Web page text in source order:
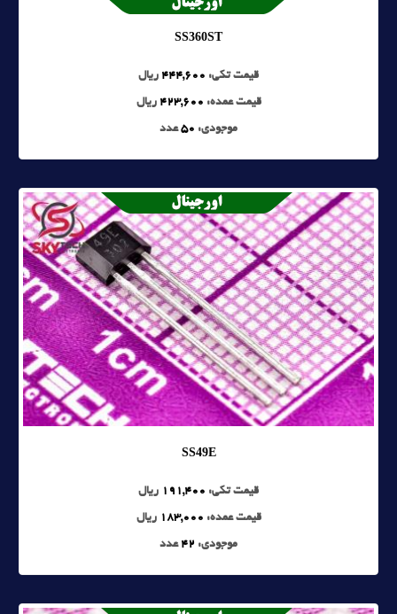
SS360ST
قیمت تکی: 444,600 ریال
قیمت عمده: 423,600 ریال
موجودی: 50عدد
SS49E
قیمت تکی: 191,400 ریال
قیمت عمده: 183,000 ریال
موجودی: 42 عدد